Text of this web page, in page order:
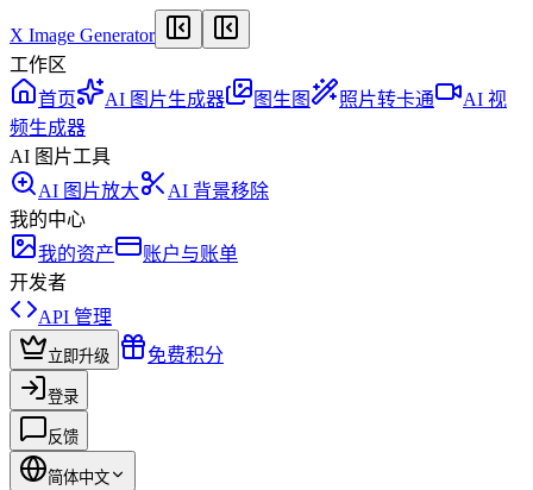
X Image Generator
工作区
首页
AI 图片生成器 图生图 照片转卡通
AI 视
频生成器
AI 图片工具
AI 图片放大
AI 背景移除
我的中心
我的资产
账户与账单
开发者
API 管理
立即升级 免费积分
登录
反馈
简体中文